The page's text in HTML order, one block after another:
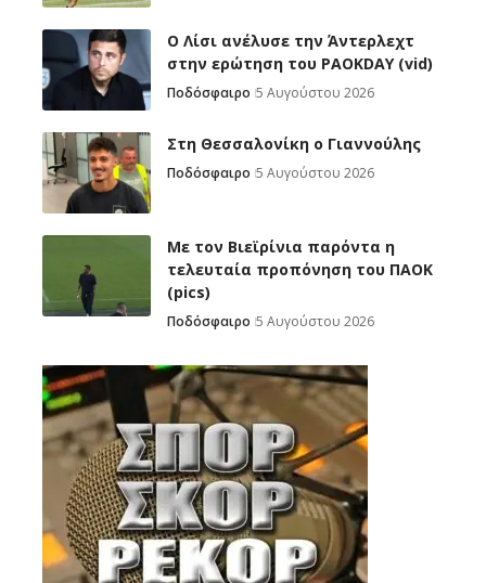
Ο Λίσι ανέλυσε την Άντερλεχτ
στην ερώτηση του PAOKDAY (vid)
Ποδόσφαιρο 5 Αυγούστου 2026
Στη Θεσσαλονίκη ο Γιαννούλης
Ποδόσφαιρο 5 Αυγούστου 2026
Με τον Βιεϊρίνια παρόντα η
τελευταία προπόνηση του ΠΑΟΚ
(pics)
Ποδόσφαιρο 5 Αυγούστου 2026